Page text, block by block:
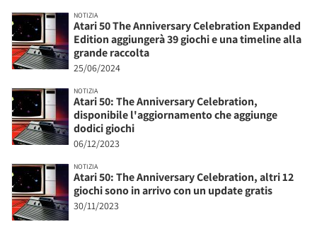
NOTIZIA
Atari 50 The Anniversary Celebration Expanded
Edition aggiungerà 39 giochi e una timeline alla
grande raccolta
25/06/2024
NOTIZIA
Atari 50: The Anniversary Celebration,
disponibile l'aggiornamento che aggiunge
dodici giochi
06/12/2023
NOTIZIA
Atari 50: The Anniversary Celebration, altri 12
giochi sono in arrivo con un update gratis
30/11/2023